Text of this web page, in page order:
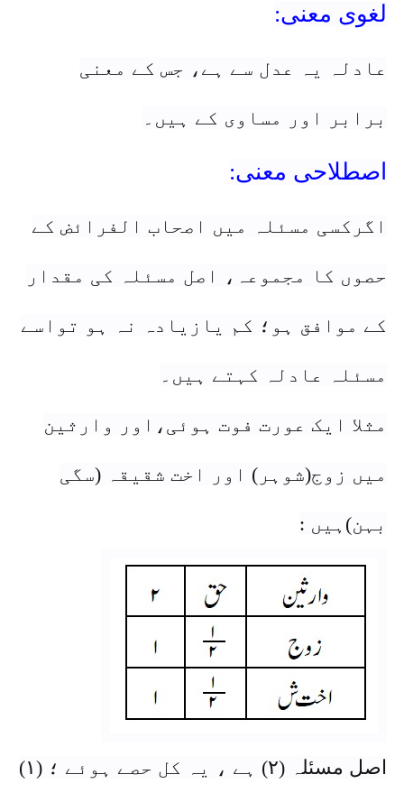
لغوی معنی:
عادلہ یہ عدل سے ہے، جس کے معنی
برابر اور مساوی کے ہیں۔
اصطلاحی معنی:
اگرکسی مسئلہ میں اصحاب الفرائض کے
حصوں کا مجموعہ، اصل مسئلہ کی مقدار
کے موافق ہو؛ کم یازیادہ نہ ہو تواسے
مسئلہ عادلہ کہتے ہیں۔
مثلا ایک عورت فوت ہوئی،اور وارثین
میں زوج(شوہر) اور اخت شقیقہ (سگی
بہن)ہیں :
اصل مسئلہ (٢) ہے ، یہ کل حصے ہوئے ؛ (١)